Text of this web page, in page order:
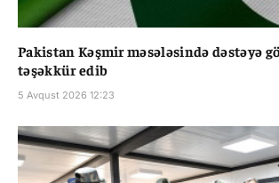
Pakistan Kəşmir məsələsində dəstəyə
təşəkkür edib
5 Avqust 2026 12:23